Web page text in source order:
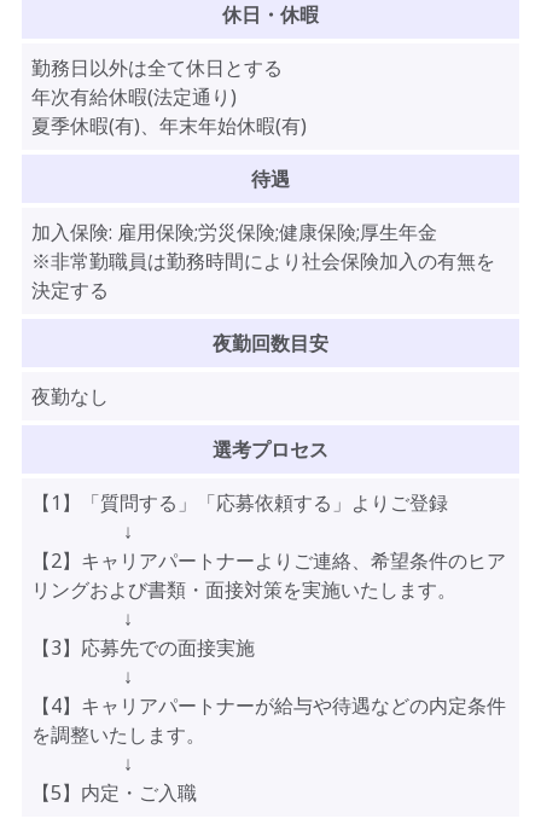
休日・休暇
勤務日以外は全て休日とする
年次有給休暇(法定通り)
夏季休暇(有)、年末年始休暇(有)
待遇
加入保険: 雇用保険;労災保険;健康保険;厚生年金
※非常勤職員は勤務時間により社会保険加入の有無を
決定する
夜勤回数目安
夜勤なし
選考プロセス
【1】「質問する」「応募依頼する」よりご登録
↓
【2】キャリアパートナーよりご連絡、希望条件のヒア
リングおよび書類・面接対策を実施いたします。
↓
【3】応募先での面接実施
↓
【4】キャリアパートナーが給与や待遇などの内定条件
を調整いたします。
↓
【5】内定・ご入職